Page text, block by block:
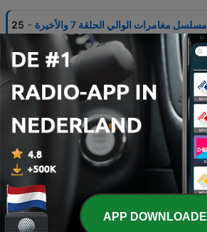
25 - مسلسل مغامرات الوالي الحلقة 7 والأخيرة
28 feb. 2025
24 - مسلسل مغامرات الوالي حلقة 6
27 feb. 2025
23 - مسلسل مغامرات الوالي الحلقة 5
23 feb. 2025
22 - مسلسل مغامرات الوالي الحلقة 4
19 feb. 2025
21 - مسلسل مغامرات الوالي الحلقة 3
15 feb. 2025
APP